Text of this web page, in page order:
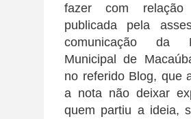
fazer com
publicada pela
comunicação da
Municipal de
no referido Blog, que
a nota não deixar
quem partiu a ideia,